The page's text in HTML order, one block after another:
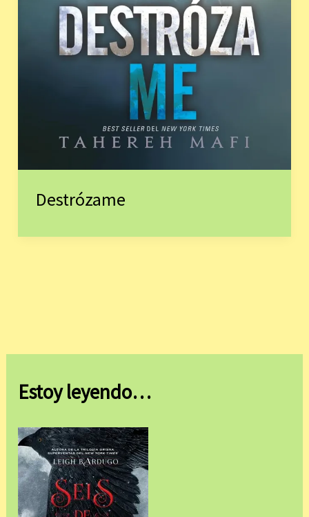
Destrózame
Estoy leyendo…